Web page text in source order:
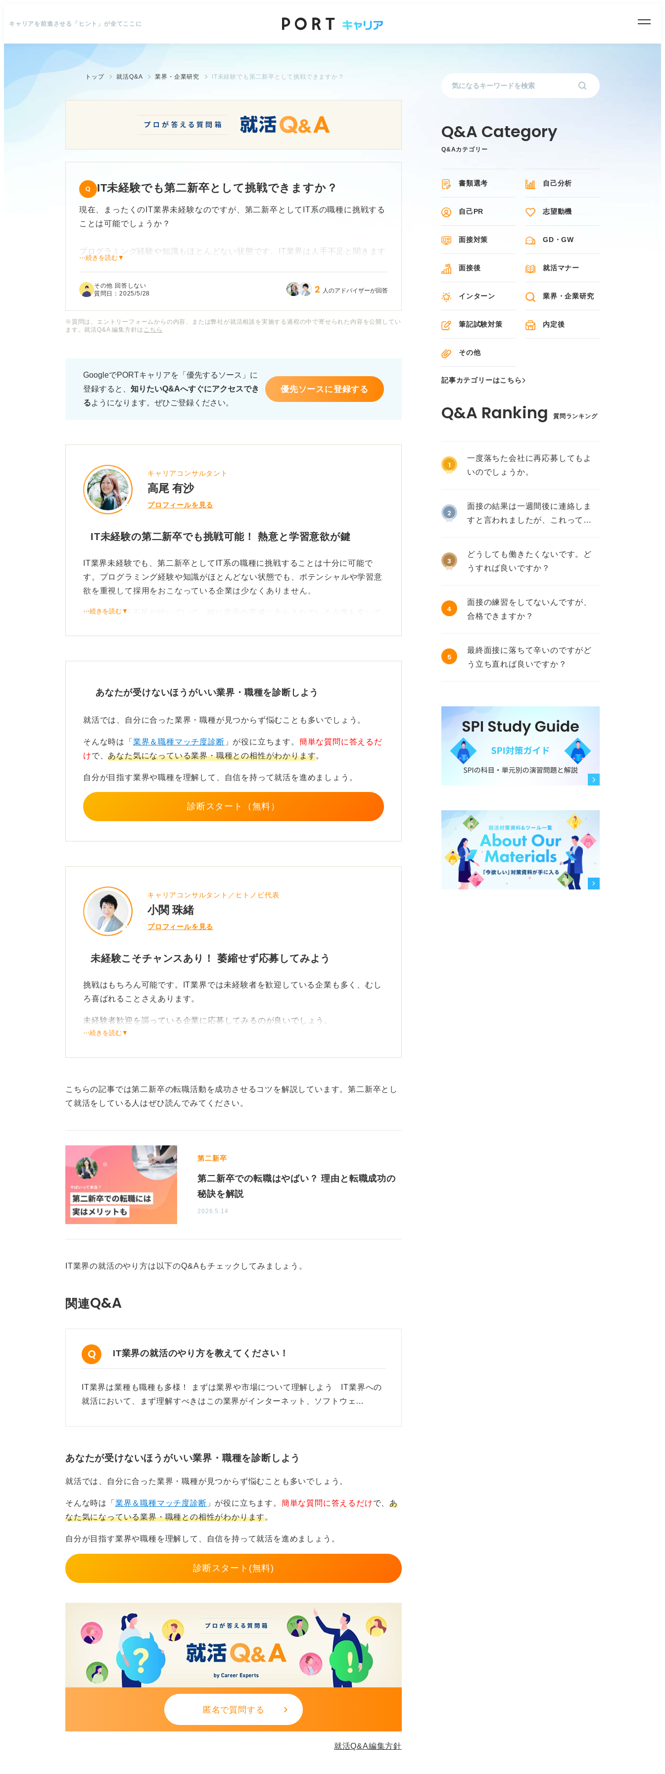
キャリアを前進させる「ヒント」が全てここに
トップ 就活Q&A 業界・企業研究 IT未経験でも第二新卒として挑戦できますか？
IT未経験でも第二新卒として挑戦できますか？
現在、まったくのIT業界未経験なのですが、第二新卒としてIT系の職種に挑戦する
ことは可能でしょうか？
プログラミング経験や知識もほとんどない状態です。IT業界は人手不足と聞きます
もし転職が可能だとして、どのような職種を目指しやすいでしょうか？ また、未
れば教えていただきたいです。
⋯続きを読む▼
その他 回答しない
質問日：2025/5/28 2 人のアドバイザーが回答
※質問は、エントリーフォームからの内容、または弊社が就活相談を実施する過程の中で寄せられた内容を公開してい
ます。就活Q&A 編集方針は こちら
GoogleでPORTキャリアを「優先するソース」に
登録すると、 知りたいQ&Aへすぐにアクセスでき
るようになります。ぜひご登録ください。
優先ソースに登録する
キャリアコンサルタント
高尾 有沙
プロフィールを見る
IT未経験の第二新卒でも挑戦可能！ 熱意と学習意欲が鍵
IT業界未経験でも、第二新卒としてIT系の職種に挑戦することは十分に可能で
す。プログラミング経験や知識がほとんどない状態でも、ポテンシャルや学習意
欲を重視して採用をおこなっている企業は少なくありません。
IT業界は人手不足が続いていて、特に若手の育成に力を入れている企業も多いで
ITパスポート取得やプログラミング学習で意欲を示そう！
今からできることとしては、まずIT業界や技術に関する基本的な知識を身に付け
ることです。ITパスポートのような入門的な資格の勉強を始めたり、プログラミ
ングの学習サイトやスクールなどを利用して、実際に手を動かしてみるのも良い
でしょう。
とともに、自ら学ぼうとする姿勢を具体的にアピールすることが重要です。未経
験であることをハンデととらえず、むしろ新しいことを吸収する意欲として前向
⋯続きを読む▼
あなたが受けないほうがいい業界・職種を診断しよう
就活では、自分に合った業界・職種が見つからず悩むことも多いでしょう。
そんな時は「 業界＆職種マッチ度診断 」が役に立ちます。 簡単な質問に答えるだ
けで、あなた気になっている業界・職種との相性がわかります。
自分が目指す業界や職種を理解して、自信を持って就活を進めましょう。
診断スタート（無料）
キャリアコンサルタント／ヒトノビ代表
小関 珠緒
プロフィールを見る
未経験こそチャンスあり！ 萎縮せず応募してみよう
挑戦はもちろん可能です。IT業界では未経験者を歓迎している企業も多く、むし
ろ喜ばれることさえあります。
未経験者歓迎を謳っている企業に応募してみるのが良いでしょう。
を求めていました。その中で、未経験可の編集部をやっと見つけましたが、そこ
このように、知識がないことがかえって優遇される会社もあるのです。
企業によっては、自社で一から育てたいと考えているところもあります。
中途半端な知識や前職のやり方に固執されるよりも、真っさらな状態で素直に吸
収してくれる人材を求めているのです。
ぜひ怖がらずに自信を持って応募してみてください。
0
⋯続きを読む▼
こちらの記事では第二新卒の転職活動を成功させるコツを解説しています。第二新卒とし
て就活をしている人はぜひ読んでみてください。
第二新卒
第二新卒での転職はやばい？ 理由と転職成功の
秘訣を解説
2026.5.14
IT業界の就活のやり方は以下のQ&Aもチェックしてみましょう。
関連Q&A
IT業界の就活のやり方を教えてください！
IT業界は業種も職種も多様！ まずは業界や市場について理解しよう IT業界への
就活において、まず理解すべきはこの業界がインターネット、ソフトウェ…
あなたが受けないほうがいい業界・職種を診断しよう
就活では、自分に合った業界・職種が見つからず悩むことも多いでしょう。
そんな時は「 業界＆職種マッチ度診断 」が役に立ちます。 簡単な質問に答えるだけで、あ
なた気になっている業界・職種との相性がわかります。
自分が目指す業界や職種を理解して、自信を持って就活を進めましょう。
診断スタート(無料)
匿名で質問する
就活Q&A編集方針
Q&Aカテゴリー
書類選考 自己分析
自己PR 志望動機
面接対策 GD・GW
面接後 就活マナー
インターン 業界・企業研究
筆記試験対策 内定後
その他
記事カテゴリーはこちら
質問ランキング
1
一度落ちた会社に再応募してもよ
いのでしょうか。
2
面接の結果は一週間後に連絡しま
すと言われましたが、これって不
3
どうしても働きたくないです。ど
うすれば良いですか？
4
面接の練習をしてないんですが、
合格できますか？
5
最終面接に落ちて辛いのですがど
う立ち直れば良いですか？